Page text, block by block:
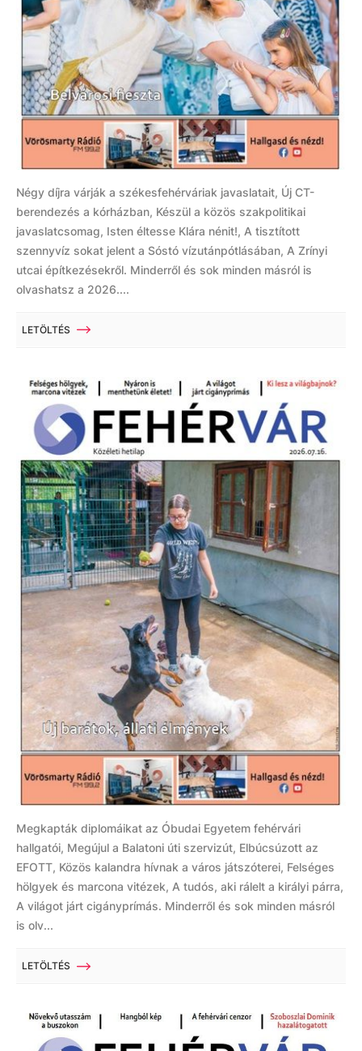
Négy díjra várják a székesfehérváriak javaslatait, Új CT-
berendezés a kórházban, Készül a közös szakpolitikai
javaslatcsomag, Isten éltesse Klára nénit!, A tisztított
szennyvíz sokat jelent a Sóstó vízutánpótlásában, A Zrínyi
utcai építkezésekről. Minderről és sok minden másról is
olvashatsz a 2026....
LETÖLTÉS
Megkapták diplomáikat az Óbudai Egyetem fehérvári
hallgatói, Megújul a Balatoni úti szervizút, Elbúcsúzott az
EFOTT, Közös kalandra hívnak a város játszóterei, Felséges
hölgyek és marcona vitézek, A tudós, aki rálelt a királyi párra,
A világot járt cigányprímás. Minderről és sok minden másról
is olv...
LETÖLTÉS